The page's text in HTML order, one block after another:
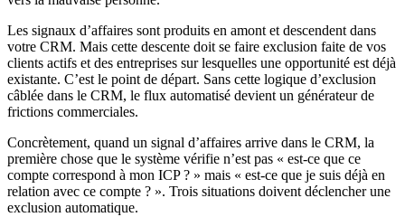
Les signaux d’affaires sont produits en amont et descendent dans
votre CRM. Mais cette descente doit se faire exclusion faite de vos
clients actifs et des entreprises sur lesquelles une opportunité est déjà
existante. C’est le point de départ. Sans cette logique d’exclusion
câblée dans le CRM, le flux automatisé devient un générateur de
frictions commerciales.
Concrètement, quand un signal d’affaires arrive dans le CRM, la
première chose que le système vérifie n’est pas « est-ce que ce
compte correspond à mon ICP ? » mais « est-ce que je suis déjà en
relation avec ce compte ? ». Trois situations doivent déclencher une
exclusion automatique.